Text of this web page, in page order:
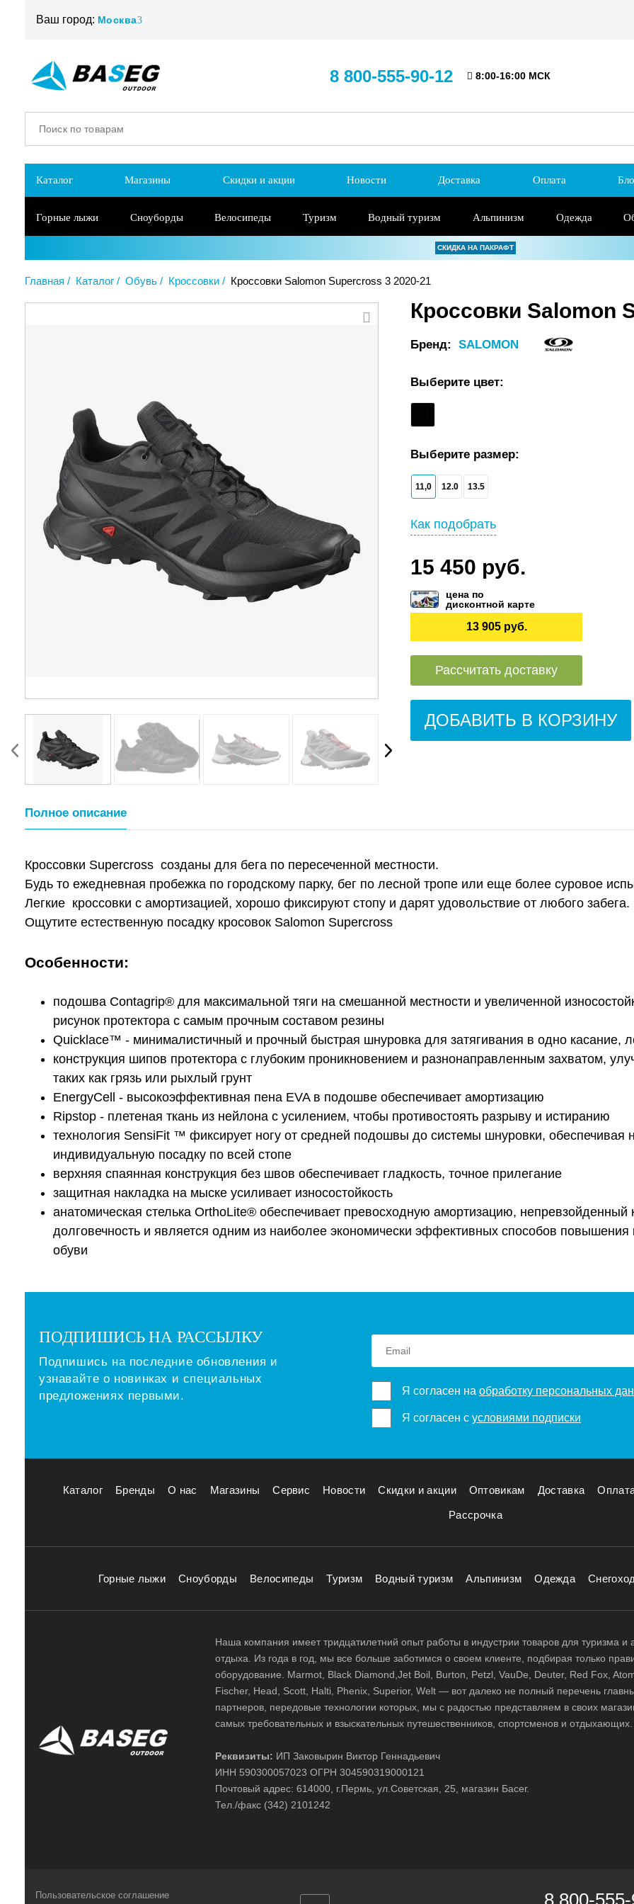
Ваш город: Москва
8 800-555-90-12 8:00-16:00 МСК
Каталог Магазины Скидки и акции Новости Доставка Оплата
Горные лыжи Сноуборды Велосипеды Туризм Водный туризм Альпинизм Одежда
СКИДКА НА ПАКРАФТ
Главная Каталог Обувь Кроссовки Кроссовки Salomon Supercross 3 2020-21
Кроссовки Salomon
Бренд: SALOMON
Выберите цвет:
Выберите размер:
11,0 12.0 13.5
Как подобрать
15 450 руб.
цена по
дисконтной карте
13 905 руб.
Рассчитать доставку
ДОБАВИТЬ В КОРЗИНУ
Полное описание
Кроссовки Supercross созданы для бега по пересеченной местности.
Будь то ежедневная пробежка по городскому парку, бег по лесной тропе или еще более суровое
Легкие кроссовки с амортизацией, хорошо фиксируют стопу и дарят удовольствие от любого забега.
Ощутите естественную посадку кросовок Salomon Supercross
Особенности:
подошва Contagrip® для максимальной тяги на смешанной местности и увеличенной
рисунок протектора с самым прочным составом резины
Quicklace™ - минималистичный и прочный быстрая шнуровка для затягивания в одно касание,
конструкция шипов протектора с глубоким проникновением и разнонаправленным захватом,
таких как грязь или рыхлый грунт
EnergyCell - высокоэффективная пена EVA в подошве обеспечивает амортизацию
Ripstop - плетеная ткань из нейлона с усилением, чтобы противостоять разрыву и истиранию
технология SensiFit ™ фиксирует ногу от средней подошвы до системы шнуровки, обеспечивая
индивидуальную посадку по всей стопе
верхняя спаянная конструкция без швов обеспечивает гладкость, точное прилегание
защитная накладка на мыске усиливает износостойкость
анатомическая стелька OrthoLite® обеспечивает превосходную амортизацию, непревзойденный
долговечность и является одним из наиболее экономически эффективных способов
обуви
ПОДПИШИСЬ НА РАССЫЛКУ
Подпишись на последние обновления и
узнавайте о новинках и специальных
предложениях первыми.
Я согласен на обработку персональных
Я согласен с условиями подписки
Каталог Бренды О нас Магазины Сервис Новости Скидки и акции Оптовикам Доставка
Рассрочка
Горные лыжи Сноуборды Велосипеды Туризм Водный туризм Альпинизм Одежда
Наша компания имеет тридцатилетний опыт работы в индустрии товаров для туризма и
отдыха. Из года в год, мы все больше заботимся о своем клиенте, подбирая только
оборудование. Marmot, Black Diamond,Jet Boil, Burton, Petzl, VauDe, Deuter, Red Fox,
Fischer, Head, Scott, Halti, Phenix, Superior, Welt — вот далеко не полный перечень
партнеров, передовые технологии которых, мы с радостью представляем в своих
самых требовательных и взыскательных путешественников, спортсменов и отдыхающих.
Реквизиты: ИП Заковырин Виктор Геннадьевич
ИНН 590300057023 ОГРН 304590319000121
Почтовый адрес: 614000, г.Пермь, ул.Советская, 25, магазин Басег.
Тел./факс (342) 2101242
Пользовательское соглашение 8 800-